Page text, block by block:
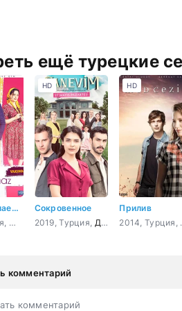
ещё турецкие
Что ни сделает влюбленный
2017, Турция,
Мелодрама ,Комедия
Сокровенное
2019, Турция, Драма
HD
Прилив
HD
комментарий
комментарий